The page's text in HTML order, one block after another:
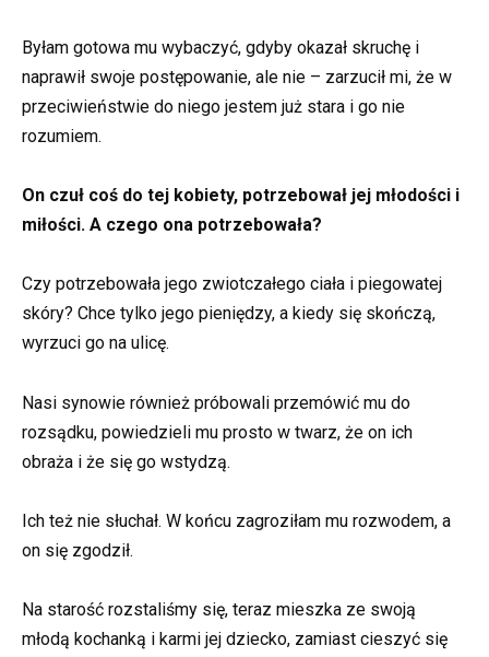
Byłam gotowa mu wybaczyć, gdyby okazał skruchę i
naprawił swoje postępowanie, ale nie – zarzucił mi, że w
przeciwieństwie do niego jestem już stara i go nie
rozumiem.
On czuł coś do tej kobiety, potrzebował jej młodości i
miłości. A czego ona potrzebowała?
Czy potrzebowała jego zwiotczałego ciała i piegowatej
skóry? Chce tylko jego pieniędzy, a kiedy się skończą,
wyrzuci go na ulicę.
Nasi synowie również próbowali przemówić mu do
rozsądku, powiedzieli mu prosto w twarz, że on ich
obraża i że się go wstydzą.
Ich też nie słuchał. W końcu zagroziłam mu rozwodem, a
on się zgodził.
Na starość rozstaliśmy się, teraz mieszka ze swoją
młodą kochanką i karmi jej dziecko, zamiast cieszyć się